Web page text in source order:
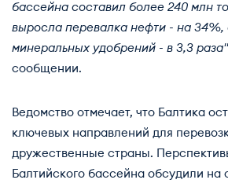
бассейна составил более 240 млн
выросла перевалка нефти - на 34%,
минеральных удобрений - в 3,3 раза"
сообщении.
Ведомство отмечает, что Балтика
ключевых направлений для
дружественные страны.
Балтийского бассейна обсудили на